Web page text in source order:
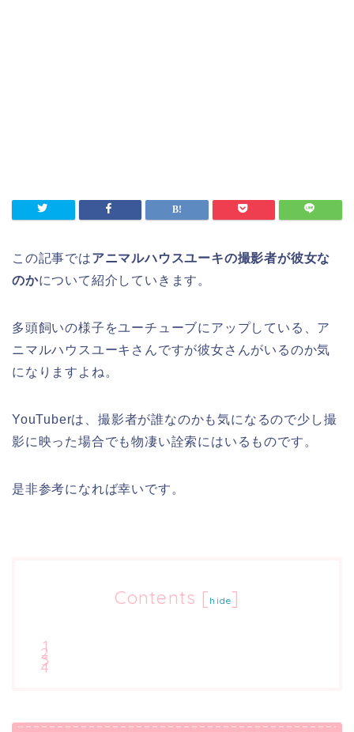
この記事ではアニマルハウスユーキの撮影者が彼女な
のかについて紹介していきます。
多頭飼いの様子をユーチューブにアップしている、ア
ニマルハウスユーキさんですが彼女さんがいるのか気
になりますよね。
YouTuberは、撮影者が誰なのかも気になるので少し撮
影に映った場合でも物凄い詮索にはいるものです。
是非参考になれば幸いです。
Contents [ hide]